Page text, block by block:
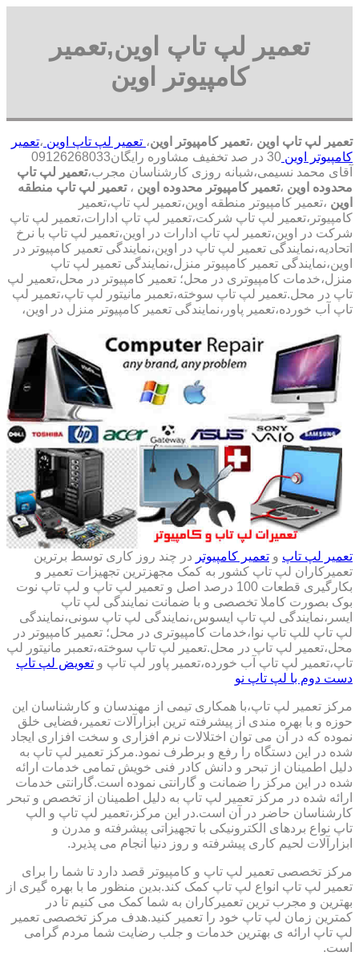
تعمیر لپ تاپ اوین,تعمیر
کامپیوتر اوین
تعمیر لپ تاپ اوین ،تعمیر کامپیوتر اوین، تعمیر لپ تاپ اوین ،تعمیر
کامپیوتر اوین
30 در صد تخفیف مشاوره رایگان09126268033
آقای محمد نسیمی،شبانه روزی کارشناسان مجرب،تعمیر لپ تاپ
محدوده اوین ،تعمیر کامپیوتر محدوده اوین ، تعمیر لپ تاپ منطقه
اوین ،تعمیر کامپیوتر منطقه اوین،تعمیر لپ تاپ،تعمیر
کامپیوتر،تعمیر لپ تاپ شرکت،تعمیر لپ تاپ ادارات،تعمیر لپ تاپ
شرکت در اوین،تعمیر لپ تاپ ادارات در اوین،تعمیر لپ تاپ با نرخ
اتحادیه،نمایندگی تعمیر لپ تاپ در اوین،نمایندگی تعمیر کامپیوتر در
اوین،نمایندگی تعمیر کامپیوتر منزل،نمایندگی تعمیر لپ تاپ
منزل،خدمات کامپیوتری در محل؛ تعمیر کامپیوتر در محل،تعمیر لپ
تاپ در محل.تعمیر لپ تاپ سوخته،تعمبر مانیتور لپ تاپ،تعمیر لپ
تاپ آب خورده،تعمیر پاور،نمایندگی تعمیر کامپیوتر منزل در اوین،
تعمیر لپ تاپ و تعمیر کامپیوتر در چند روز کاری توسط برترین
تعمیرکاران لپ تاپ کشور به کمک مجهزترین تجهیزات تعمیر و
بکارگیری قطعات 100 درصد اصل و تعمیر لپ تاپ و لپ تاپ نوت
بوک بصورت کاملا تخصصی و با ضمانت نمایندگی لپ تاپ
ایسر،نمایندگی لپ تاپ ایسوس،نمایندگی لپ تاپ سونی،نمایندگی
لپ تاپ للپ تاپ نوا،خدمات کامپیوتری در محل؛ تعمیر کامپیوتر در
محل،تعمیر لپ تاپ در محل.تعمیر لپ تاپ سوخته،تعمبر مانیتور لپ
تاپ،تعمیر لپ تاپ آب خورده،تعمیر پاور لپ تاپ و تعویض لپ تاپ
دست دوم با لپ تاپ نو
مرکز تعمیر لپ تاپ،با همکاری تیمی از مهندسان و کارشناسان این
حوزه و با بهره مندی از پیشرفته ترین ابزارآلات تعمیر،فضایی خلق
نموده که در آن می توان اختلالات نرم افزاری و سخت افزاری ایجاد
شده در این دستگاه را رفع و برطرف نمود.مرکز تعمیر لپ تاپ به
دلیل اطمینان از تبحر و دانش کادر فنی خویش تمامی خدمات ارائه
شده در این مرکز را ضمانت و گارانتی نموده است.گارانتی خدمات
ارائه شده در مرکز تعمیر لپ تاپ به دلیل اطمینان از تخصص و تبحر
کارشناسان حاضر در آن است.در این مرکز،تعمیر لپ تاپ و الپ
تاپ نواع بردهای الکترونیکی با تجهیزاتی پیشرفته و مدرن و
ابزارآلات لحیم کاری پیشرفته و روز دنیا انجام می پذیرد.
مرکز تخصصی تعمیر لپ تاپ و کامپیوتر قصد دارد تا شما را برای
تعمیر لپ تاپ انواع لپ تاپ کمک کند.بدین منظور ما با بهره گیری از
بهترین و مجرب ترین تعمیرکاران به شما کمک می کنیم تا در
کمترین زمان لپ تاپ خود را تعمیر کنید.هدف مرکز تخصصی تعمیر
لپ تاپ ارائه ی بهترین خدمات و جلب رضایت شما مردم گرامی
است.